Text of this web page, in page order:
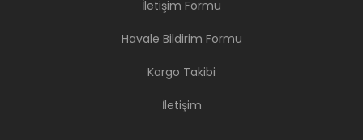
İletişim Formu
Havale Bildirim Formu
Kargo Takibi
İletişim